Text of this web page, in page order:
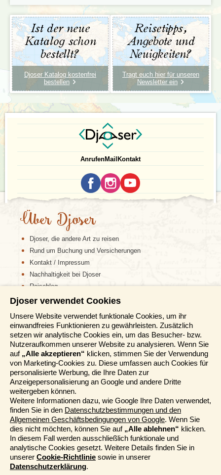
Ist der neue
Katalog schon
bestellt?
Djoser Katalog kostenfrei
bestellen
Reisetipps,
Angebote und
Neuigkeiten?
Tragt euch hier für unseren
Newsletter ein
AnrufenMail Kontakt
Über Djoser
Djoser, die andere Art zu reisen
Rund um Buchung und Versicherungen
Kontakt / Impressum
Nachhaltigkeit bei Djoser
Reiseblog
Informationen
Reisemessen
Häufig gestellte Fragen
AGB
Formblatt
Datenschutz
Informationstage
Unser Belgischer Partner
Unser Niederländischer Partner
Sitemap
Cookie-Richtlinie
Mehr entdecken
Djoser verwendet Cookies
Unsere Website verwendet funktionale Cookies, um ihr
einwandfreies Funktionieren zu gewährleisten. Zusätzlich
setzen wir analytische Cookies ein, um das Besucher- bzw.
Nutzeraufkommen unserer Website zu analysieren. Wenn Sie
auf „Alle akzeptieren“ klicken, stimmen Sie der Verwendung
von Marketing-Cookies zu. Diese umfassen auch Cookies für
personalisierte Werbung, die Ihre Daten zur
Anzeigepersonalisierung an Google und andere Dritte
weitergeben können.
Weitere Informationen dazu, wie Google Ihre Daten verwendet,
finden Sie in den Datenschutzbestimmungen und den
Allgemeinen Geschäftsbedingungen von Google. Wenn Sie
dies nicht möchten, können Sie auf „Alle ablehnen“ klicken.
In diesem Fall werden ausschließlich funktionale und
analytische Cookies gesetzt. Weitere Details finden Sie in
unserer Cookie-Richtlinie sowie in unserer
Datenschutzerklärung.